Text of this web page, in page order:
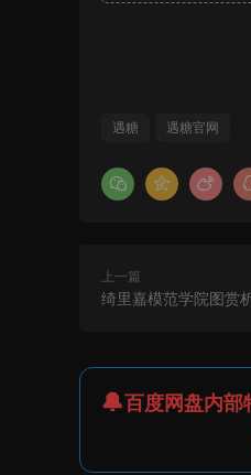
遇糖 遇糖官网
上一篇
绮里嘉模范学院图赏
百度网盘内部